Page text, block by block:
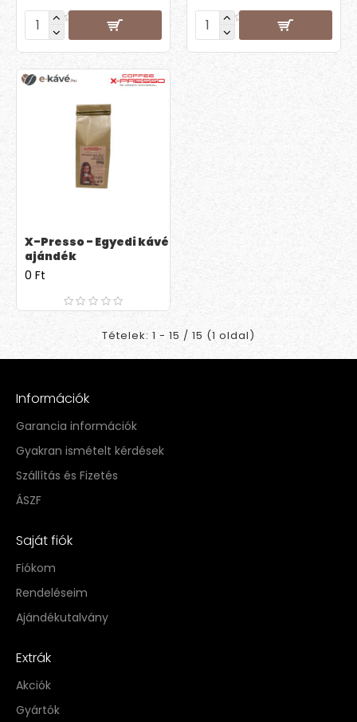
X-Presso - Egyedi kávé
ajándék
0 Ft
Tételek: 1 - 15 / 15 (1 oldal)
Információk
Garancia információk
Gyakran ismételt kérdések
Szállítás és Fizetés
ÁSZF
Saját fiók
Fiókom
Rendeléseim
Ajándékutalvány
Extrák
Akciók
Gyártók